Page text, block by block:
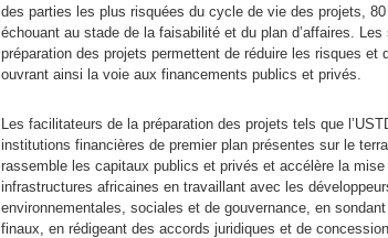
des parties les plus risquées du cycle de vie des projets,
échouant au stade de la faisabilité et du plan d’affaires.
préparation des projets permettent de réduire les risques et
ouvrant ainsi la voie aux financements publics et privés.
Les facilitateurs de la préparation des projets tels que
institutions financières de premier plan présentes sur le
rassemble les capitaux publics et privés et accélère la
infrastructures africaines en travaillant avec les
environnementales, sociales et de gouvernance, en
finaux, en rédigeant des accords juridiques et de